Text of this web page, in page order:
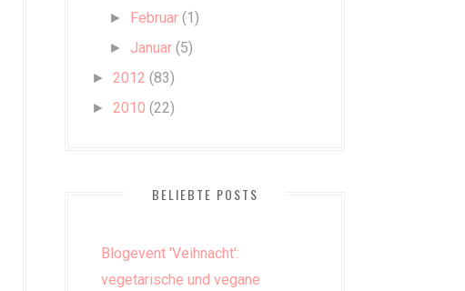
► Februar (1)
► Januar (5)
► 2012 (83)
► 2010 (22)
BELIEBTE POSTS
Blogevent 'Veihnacht':
vegetarische und vegane